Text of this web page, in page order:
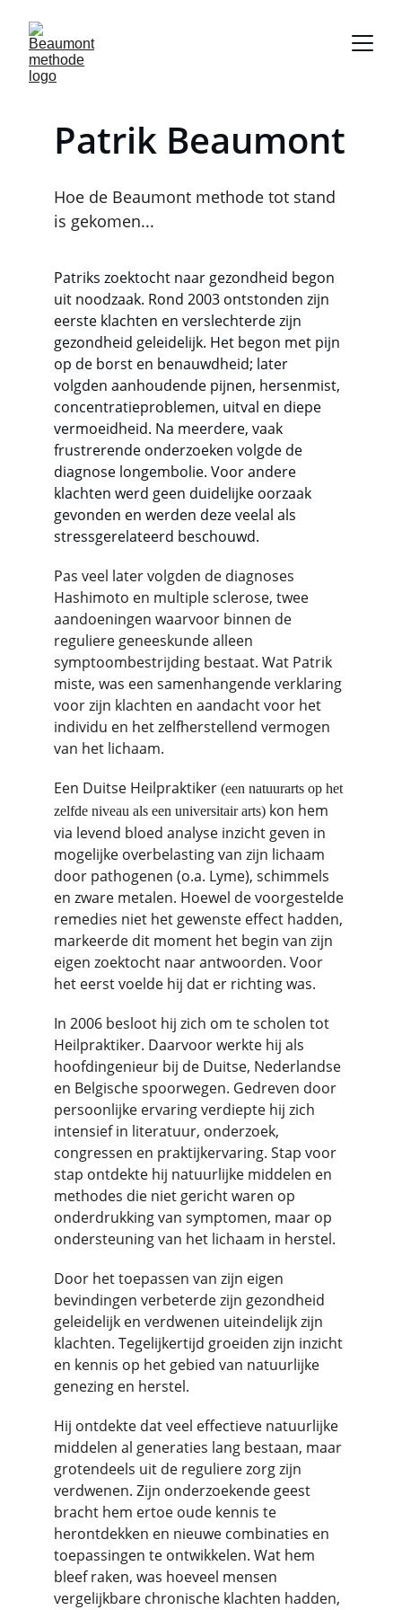
Patrik Beaumont
Hoe de Beaumont methode tot stand
is gekomen...
Patriks zoektocht naar gezondheid begon
uit noodzaak. Rond 2003 ontstonden zijn
eerste klachten en verslechterde zijn
gezondheid geleidelijk. Het begon met pijn
op de borst en benauwdheid; later
volgden aanhoudende pijnen, hersenmist,
concentratieproblemen, uitval en diepe
vermoeidheid. Na meerdere, vaak
frustrerende onderzoeken volgde de
diagnose longembolie. Voor andere
klachten werd geen duidelijke oorzaak
gevonden en werden deze veelal als
stressgerelateerd beschouwd.
Pas veel later volgden de diagnoses
Hashimoto en multiple sclerose, twee
aandoeningen waarvoor binnen de
reguliere geneeskunde alleen
symptoombestrijding bestaat. Wat Patrik
miste, was een samenhangende verklaring
voor zijn klachten en aandacht voor het
individu en het zelfherstellend vermogen
van het lichaam.
Een Duitse Heilpraktiker (een natuurarts op het
zelfde niveau als een universitair arts) kon hem
via levend bloed analyse inzicht geven in
mogelijke overbelasting van zijn lichaam
door pathogenen (o.a. Lyme), schimmels
en zware metalen. Hoewel de voorgestelde
remedies niet het gewenste effect hadden,
markeerde dit moment het begin van zijn
eigen zoektocht naar antwoorden. Voor
het eerst voelde hij dat er richting was.
In 2006 besloot hij zich om te scholen tot
Heilpraktiker. Daarvoor werkte hij als
hoofdingenieur bij de Duitse, Nederlandse
en Belgische spoorwegen. Gedreven door
persoonlijke ervaring verdiepte hij zich
intensief in literatuur, onderzoek,
congressen en praktijkervaring. Stap voor
stap ontdekte hij natuurlijke middelen en
methodes die niet gericht waren op
onderdrukking van symptomen, maar op
ondersteuning van het lichaam in herstel.
Door het toepassen van zijn eigen
bevindingen verbeterde zijn gezondheid
geleidelijk en verdwenen uiteindelijk zijn
klachten. Tegelijkertijd groeiden zijn inzicht
en kennis op het gebied van natuurlijke
genezing en herstel.
Hij ontdekte dat veel effectieve natuurlijke
middelen al generaties lang bestaan, maar
grotendeels uit de reguliere zorg zijn
verdwenen. Zijn onderzoekende geest
bracht hem ertoe oude kennis te
herontdekken en nieuwe combinaties en
toepassingen te ontwikkelen. Wat hem
bleef raken, was hoeveel mensen
vergelijkbare chronische klachten hadden,